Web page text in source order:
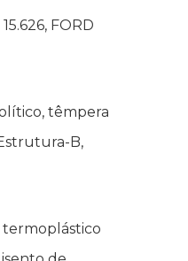
FORD
têmpera
B,
termoplástico